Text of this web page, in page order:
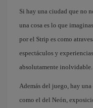
Si hay una ciudad que no
una cosa es lo que
por el Strip es como
espectáculos y
absolutamente inolvidable.
Además del juego, hay
como el del Neón,